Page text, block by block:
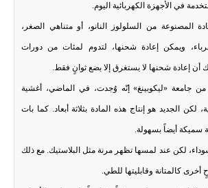
في الأجهزة الكهربائية اليوم.
المصنوعة من السلولوز النانو، أو متناهي الصغر،
ويمكن إعادة شحنها، لتدوم لمئات من دورات
أن إعادة شحنها لا يستغرق إلا بضع ثوانٍ فقط.
من جامعة «ليكوبينغ» إنّه وُجدت، في الماضي، أغشية
لكن الجديد هو إنتاج هذه المادة بثلاثة أبعاد. كما بات
سميكة أيضاً بسهولة.
لكن عند لمسها تظهر مرنة مثل البلاستيك. مع ذلك
كالمتانة وقابليتها للطي.